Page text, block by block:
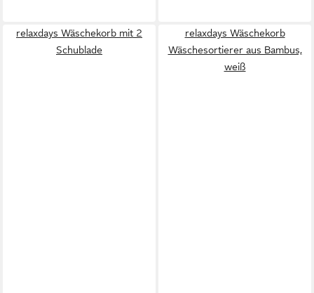
relaxdays Wäschekorb mit 2
Schublade
relaxdays Wäschekorb
Wäschesortierer aus Bambus,
weiß